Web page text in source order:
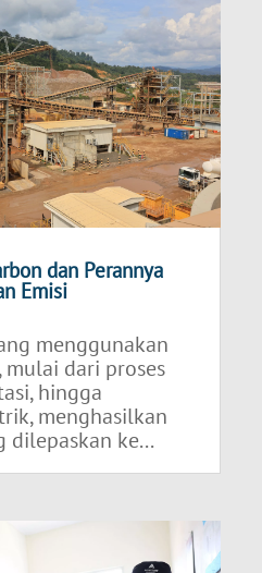
dan Perannya
Emisi
menggunakan
dari proses
hingga
menghasilkan
dilepaskan ke...